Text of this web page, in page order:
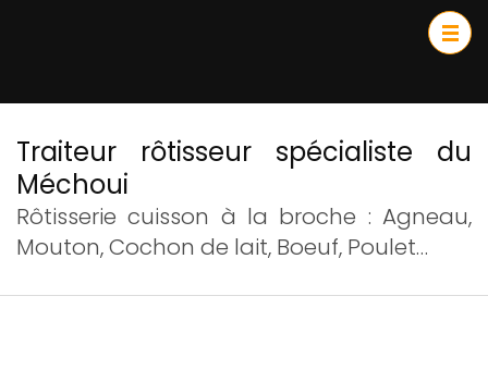
Traiteur rôtisseur spécialiste du
Méchoui
Rôtisserie cuisson à la broche : Agneau,
Mouton, Cochon de lait, Boeuf, Poulet…